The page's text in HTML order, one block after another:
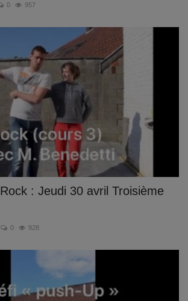
0 957
: Jeudi 30 avril Troisième
0 928